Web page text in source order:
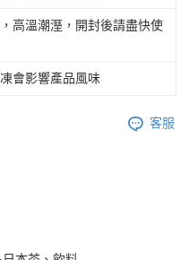
高溫潮溼，開封後請盡快使
會影響產品風味
客服